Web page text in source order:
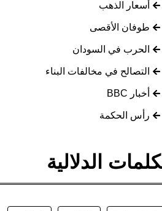
أسعار الذهب
طوفان الأقصى
الحرب في السودان
التصالح في مخالفات البناء
أخبار BBC
رأس الحكمة
الدلالية